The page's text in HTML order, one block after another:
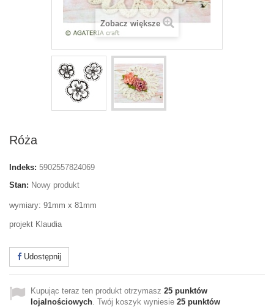
Zobacz większe
Róża
Indeks: 5902557824069
Stan: Nowy produkt
wymiary: 91mm x 81mm
projekt Klaudia
Udostępnij
Kupując teraz ten produkt otrzymasz 25 punktów
lojalnościowych. Twój koszyk wyniesie 25 punktów